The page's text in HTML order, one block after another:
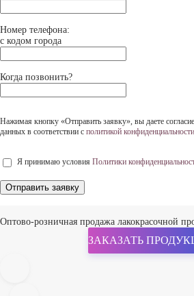
Номер телефона:
с кодом города
Когда позвонить?
Нажимая кнопку «Отправить заявку», вы даете
данных в соответствии c политикой конфиденциальности
Я принимаю условия Политики
Отправить заявку
Оптово-розничная продажа лакокрасочной
ЗАКАЗАТЬ